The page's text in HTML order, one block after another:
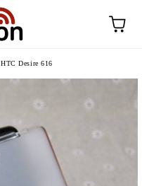
HTC Desire 616